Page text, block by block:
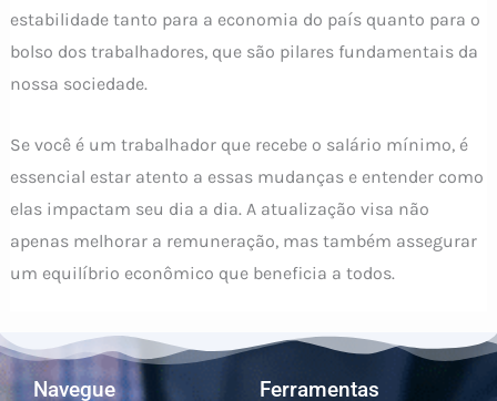
estabilidade tanto para a economia do país quanto para o
bolso dos trabalhadores, que são pilares fundamentais da
nossa sociedade.
Se você é um trabalhador que recebe o salário mínimo, é
essencial estar atento a essas mudanças e entender como
elas impactam seu dia a dia. A atualização visa não
apenas melhorar a remuneração, mas também assegurar
um equilíbrio econômico que beneficia a todos.
Navegue Ferramentas